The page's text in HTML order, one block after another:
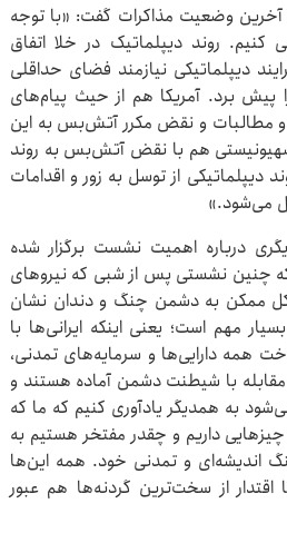
آخرین وضعیت مذاکرات گفت: «با توجه
روند دیپلماتیک در خلا اتفاق
دیپلماتیکی نیازمند فضای حداقلی
پیش برد. آمریکا هم از حیث پیام‌های
و مطالبات و نقض مکرر آتش‌بس به این
هم با نقض آتش‌بس به روند
از توسل به زور و اقدامات
می‌شود.»
درباره اهمیت نشست برگزار شده
چنین نشستی پس از شبی که نیروهای
ممکن به دشمن چنگ و دندان نشان
مهم است؛ یعنی اینکه ایرانی‌ها با
همه دارایی‌ها و سرمایه‌های تمدنی،
با شیطنت دشمن آماده هستند و
به همدیگر یادآوری کنیم که ما که
چیزهایی داریم و چقدر مفتخر هستیم به
اندیشه‌ای و تمدنی‌ خود. همه این‌ها
از سخت‌ترین گردنه‌ها هم عبور